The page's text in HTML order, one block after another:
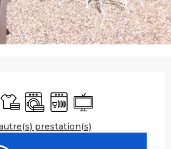
Draps et linge
Lave lingeLave vaisselle
Télévision
prestation(s)